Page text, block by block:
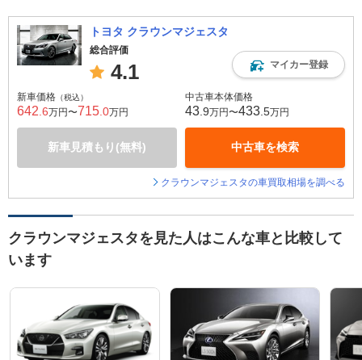
トヨタ クラウンマジェスタ
総合評価
4.1 マイカー登録
新車価格 （税込）
642 .6万円〜715 .0万円
新車見積もり(無料)
中古車本体価格
43 .9万円〜433 .5万円
中古車を検索
クラウンマジェスタの車買取相場を調べる
クラウンマジェスタを見た人はこんな車と比較して
います